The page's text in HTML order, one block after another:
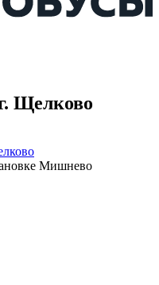
Щелково
Мишнево